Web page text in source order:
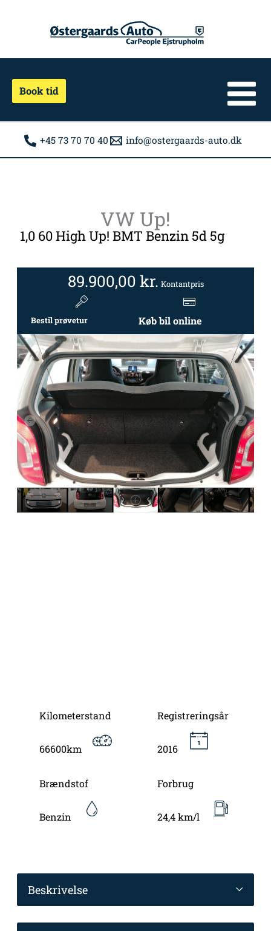
Book tid
+45 73 70 70 40 info@ostergaards-auto.dk
VW Up!
1,0 60 High Up! BMT Benzin 5d 5g
89.900,00 kr. Kontantpris
Bestil prøvetur Køb bil online
Kilometerstand
66600km
Registreringsår
2016
Brændstof
Benzin
Forbrug
24,4 km/l
Beskrivelse